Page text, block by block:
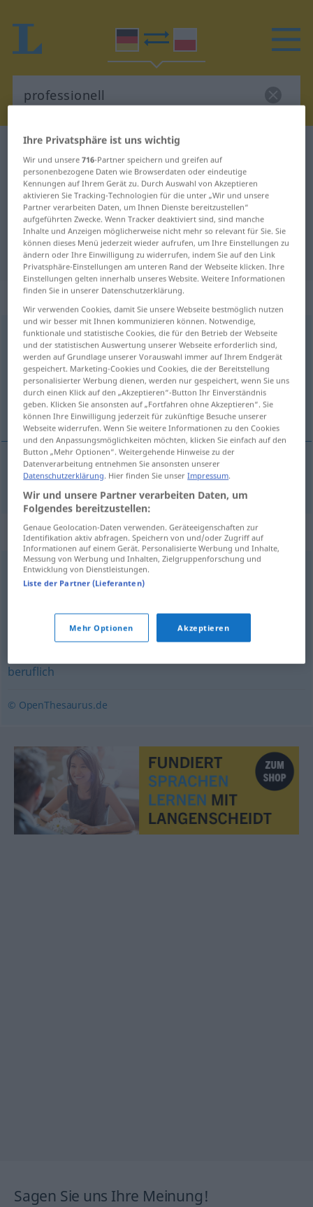
Deutsch-Polnisch Wörterbuch
Deutsch-Polnisch Übersetzung für
"professionell"
"professionell" Polnisch
Übersetzung
„professionell“
professionell
Übersicht aller Übersetzungen
(Für mehr Details die Übersetzung anklicken/antippen)
profesjonalny, zawodowy
profesjonalny,zawodowy(-wo) professionell
Synonyme für "professionell"
fachgerecht,fachmännisch
erfahren,qualifiziert,bewandert,kompetent
,kenntnisreich beschlagen
beruflich
© OpenThesaurus.de
Sagen Sie uns Ihre Meinung!
Ihre Privatsphäre ist uns wichtig
Wir und unsere716-Partner speichern und greifen auf
personenbezogene Daten wie Browserdaten oder eindeutige
Kennungen auf Ihrem Gerät zu. Durch Auswahl von Akzeptieren
aktivieren Sie Tracking-Technologien für die unter „Wir und unsere
Partner verarbeiten Daten, um Ihnen Dienste bereitzustellen“
aufgeführten Zwecke. Wenn Tracker deaktiviert sind, sind manche
Inhalte und Anzeigen möglicherweise nicht mehr so relevant für Sie. Sie
können dieses Menü jederzeit wieder aufrufen, um Ihre Einstellungen zu
ändern oder Ihre Einwilligung zu widerrufen, indem Sie auf den Link
Privatsphäre-Einstellungen am unteren Rand der Webseite klicken. Ihre
Einstellungen gelten innerhalb unseres Website. Weitere Informationen
finden Sie in unserer Datenschutzerklärung.
Wir verwenden Cookies, damit Sie unsere Webseite bestmöglich nutzen
und wir besser mit Ihnen kommunizieren können. Notwendige,
funktionale und statistische Cookies, die für den Betrieb der Webseite
und der statistischen Auswertung unserer Webseite erforderlich sind,
werden auf Grundlage unserer Vorauswahl immer auf Ihrem Endgerät
gespeichert. Marketing-Cookies und Cookies, die der Bereitstellung
personalisierter Werbung dienen, werden nur gespeichert, wenn Sie uns
durch einen Klick auf den „Akzeptieren“-Button Ihr Einverständnis
geben. Klicken Sie ansonsten auf „Fortfahren ohne Akzeptieren“. Sie
können Ihre Einwilligung jederzeit für zukünftige Besuche unserer
Webseite widerrufen. Wenn Sie weitere Informationen zu den Cookies
und den Anpassungsmöglichkeiten möchten, klicken Sie einfach auf den
Button „Mehr Optionen“. Weitergehende Hinweise zu der
Datenverarbeitung entnehmen Sie ansonsten unserer
Datenschutzerklärung. Hier finden Sie unserImpressum.
Wir und unsere Partner verarbeiten Daten, um
Folgendes bereitzustellen:
Genaue Geolocation-Daten verwenden. Geräteeigenschaften zur
Identifikation aktiv abfragen. Speichern von und/oder Zugriff auf
Informationen auf einem Gerät. Personalisierte Werbung und Inhalte,
Messung von Werbung und Inhalten, Zielgruppenforschung und
Entwicklung von Dienstleistungen.
Liste der Partner (Lieferanten)
Mehr Optionen Akzeptieren